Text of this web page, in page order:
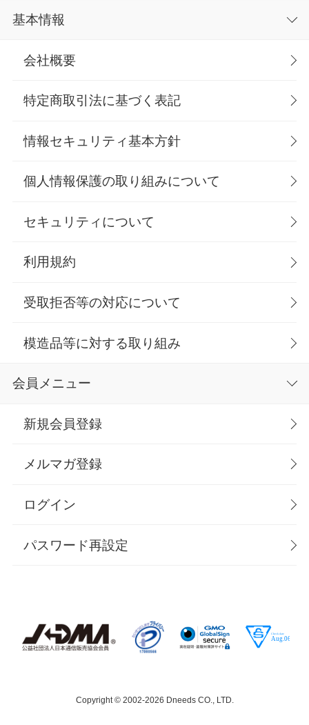
基本情報
会社概要
特定商取引法に基づく表記
情報セキュリティ基本方針
個人情報保護の取り組みについて
セキュリティについて
利用規約
受取拒否等の対応について
模造品等に対する取り組み
会員メニュー
新規会員登録
メルマガ登録
ログイン
パスワード再設定
Copyright © 2002-2026 Dneeds CO., LTD.